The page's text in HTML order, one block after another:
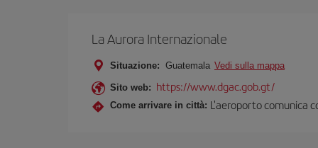
La Aurora Internazionale
Situazione: Guatemala Vedi sulla mappa
Sito web: https://www.dgac.gob.gt/
Come arrivare in città: L'aeroporto comunica